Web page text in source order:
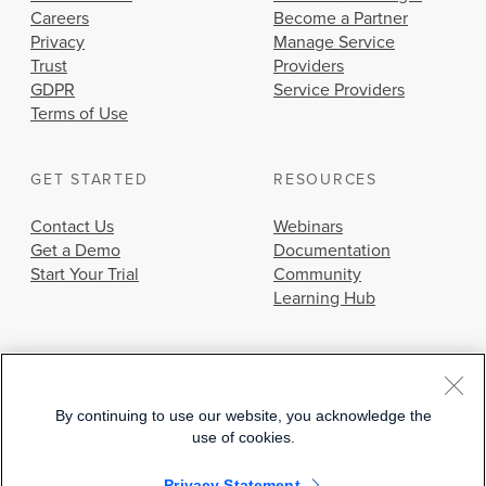
Careers
Privacy
Trust
GDPR
Terms of Use
Become a Partner
Manage Service
Providers
Service Providers
GET STARTED
Contact Us
Get a Demo
Start Your Trial
RESOURCES
Webinars
Documentation
Community
Learning Hub
© 2026 Cisco Systems, Inc.
By continuing to use our website, you acknowledge the
use of cookies.